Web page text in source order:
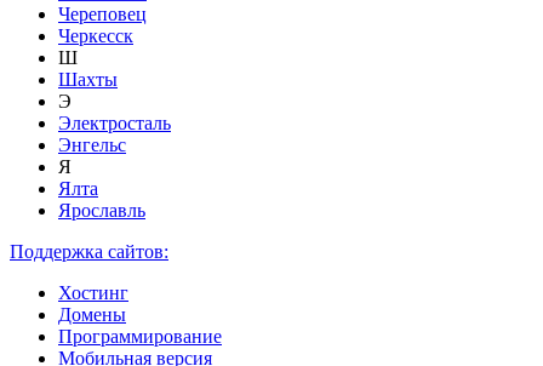
Череповец
Черкесск
Ш
Шахты
Э
Электросталь
Энгельс
Я
Ялта
Ярославль
Поддержка сайтов:
Хостинг
Домены
Программирование
Мобильная версия